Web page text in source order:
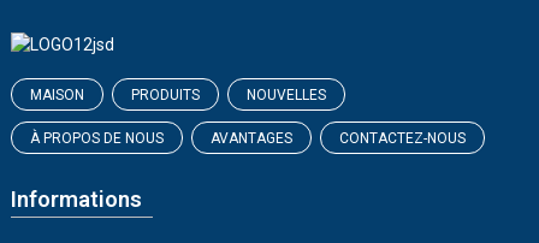
MAISON PRODUITS NOUVELLES
À PROPOS DE NOUS AVANTAGES CONTACTEZ-NOUS
Informations